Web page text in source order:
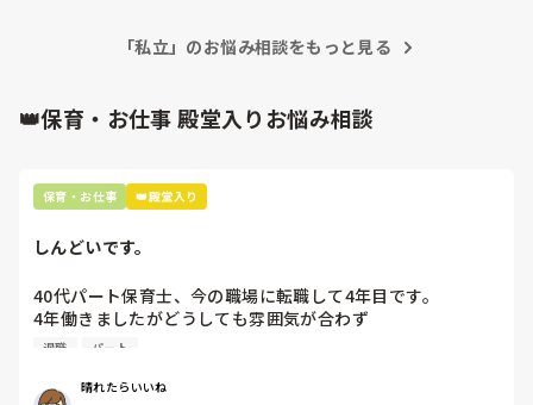
他の先生たちはトイレ掃除やらないの？嫌なことは下っ端た
この新ルールに関しては、上の園長たちも認識しているとは
思いますが何も言わず…
このルールどう思いますか？
「私立」のお悩み相談をもっと見る
👑保育・お仕事 殿堂入りお悩み相談
保育・お仕事 👑殿堂入り
しんどいです。
40代パート保育士、今の職場に転職して4年目です。
4年働きましたがどうしても雰囲気が合わず
退職しようと思っています。
周りの職員は、勤続10年以上から何十年という先生がほとん
退職 パート
晴れたらいいね